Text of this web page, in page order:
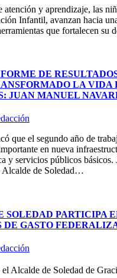
atención y aprendizaje, las
Infantil, avanzan hacia
que fortalecen su
DE
LA VIDA
JUAN MANUEL
que el segundo año de
en nueva
y servicios públicos básicos.
de Soledad…
SOLEDAD PARTICIPA
DE GASTO
Alcalde de Soledad de